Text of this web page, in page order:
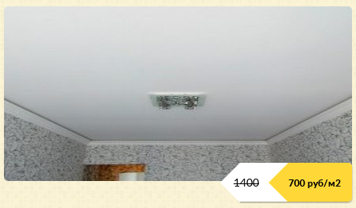
1400 700 руб/м2